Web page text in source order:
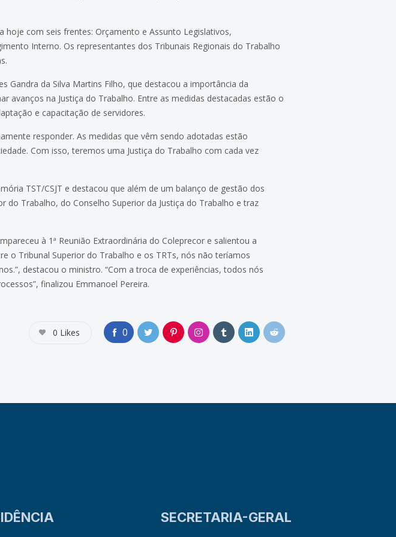
com seis frentes: Orçamento e Assunto Legislativos,
Interno. Os representantes dos Tribunais Regionais do Trabalho
Gandra da Silva Martins Filho, que destacou a importância da
na Justiça do Trabalho. Entre as medidas destacadas estão o
e capacitação de servidores.
responder. As medidas que vêm sendo adotadas estão
Com isso, teremos uma Justiça do Trabalho com cada vez
TST/CSJT e destacou que além de um balanço de gestão dos
Trabalho, do Conselho Superior da Justiça do Trabalho e traz
à 1ª Reunião Extraordinária do Coleprecor e salientou a
o Tribunal Superior do Trabalho e os TRTs, nós não teríamos
destacou o ministro. “Com a troca de experiências, todos nós
finalizou Emmanoel Pereira.
0
0 Likes
SECRETARIA-GERAL